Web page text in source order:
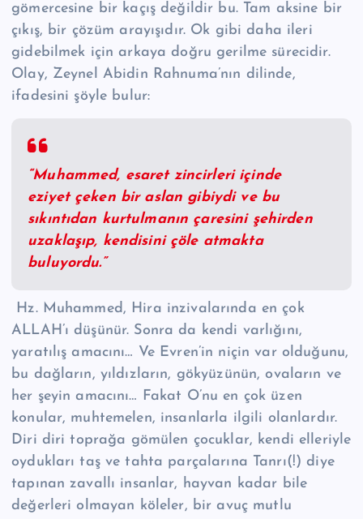
gömercesine bir kaçış değildir bu. Tam aksine bir
çıkış, bir çözüm arayışıdır. Ok gibi daha ileri
gidebilmek için arkaya doğru gerilme sürecidir.
Olay, Zeynel Abidin Rahnuma’nın dilinde,
ifadesini şöyle bulur:
“Muhammed, esaret zincirleri içinde
eziyet çeken bir aslan gibiydi ve bu
sıkıntıdan kurtulmanın çaresini şehirden
uzaklaşıp, kendisini çöle atmakta
buluyordu.”
Hz. Muhammed, Hira inzivalarında en çok
ALLAH’ı düşünür. Sonra da kendi varlığını,
yaratılış amacını… Ve Evren’in niçin var olduğunu,
bu dağların, yıldızların, gökyüzünün, ovaların ve
her şeyin amacını… Fakat O’nu en çok üzen
konular, muhtemelen, insanlarla ilgili olanlardır.
Diri diri toprağa gömülen çocuklar, kendi elleriyle
oydukları taş ve tahta parçalarına Tanrı(!) diye
tapınan zavallı insanlar, hayvan kadar bile
değerleri olmayan köleler, bir avuç mutlu